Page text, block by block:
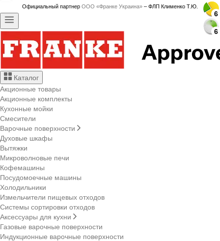
Официальный партнер ООО «Франке Украина» – ФЛП Клименко Т.Ю.
Каталог
Акционные товары
Акционные комплекты
Кухонные мойки
Смесители
Варочные поверхности
Духовые шкафы
Вытяжки
Микроволновые печи
Кофемашины
Посудомоечные машины
Холодильники
Измельчители пищевых отходов
Системы сортировки отходов
Аксессуары для кухни
Газовые варочные поверхности
Индукционные варочные поверхности
6
6
6
6
6
6
6
6
6
6
6
6
6
6
6
6
6
6
6
6
6
6
6
6
6
6
6
6